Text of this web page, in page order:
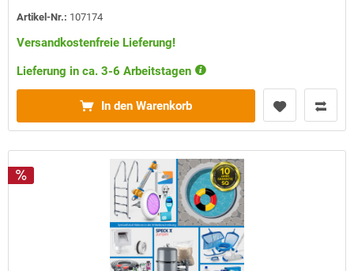
Artikel-Nr.: 107174
Versandkostenfreie Lieferung!
Lieferung in ca. 3-6 Arbeitstagen
In den Warenkorb